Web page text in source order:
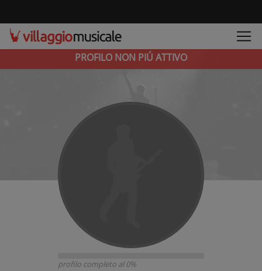
PROFILO NON PIÚ ATTIVO
profilo completo al 0%